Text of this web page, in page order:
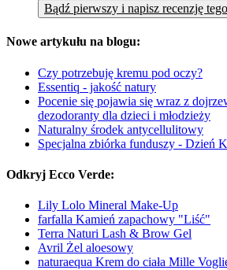
Bądź pierwszy i napisz recenzję
Nowe artykułu na blogu:
Czy potrzebuję kremu pod oczy?
Essentiq - jakość natury
Pocenie się pojawia się wraz z
dezodoranty dla dzieci i młodzieży
Naturalny środek antycellulitowy
Specjalna zbiórka funduszy - Dzień
Odkryj Ecco Verde:
Lily Lolo Mineral Make-Up
farfalla Kamień zapachowy "Liść"
Terra Naturi Lash & Brow Gel
Avril Żel aloesowy
naturaequa Krem do ciała Mille